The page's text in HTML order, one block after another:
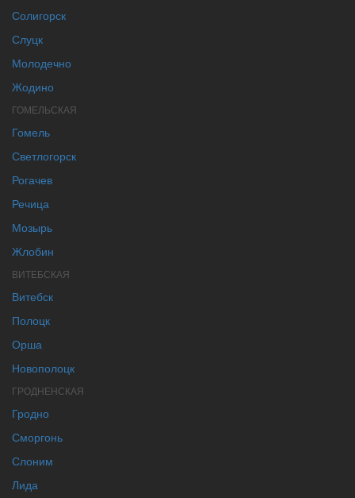
Солигорск
Слуцк
Молодечно
Жодино
ГОМЕЛЬСКАЯ
Гомель
Светлогорск
Рогачев
Речица
Мозырь
Жлобин
ВИТЕБСКАЯ
Витебск
Полоцк
Орша
Новополоцк
ГРОДНЕНСКАЯ
Гродно
Сморгонь
Слоним
Лида